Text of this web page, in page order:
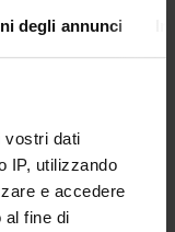
degli annunci
vostri dati
IP, utilizzando
e accedere
al fine di